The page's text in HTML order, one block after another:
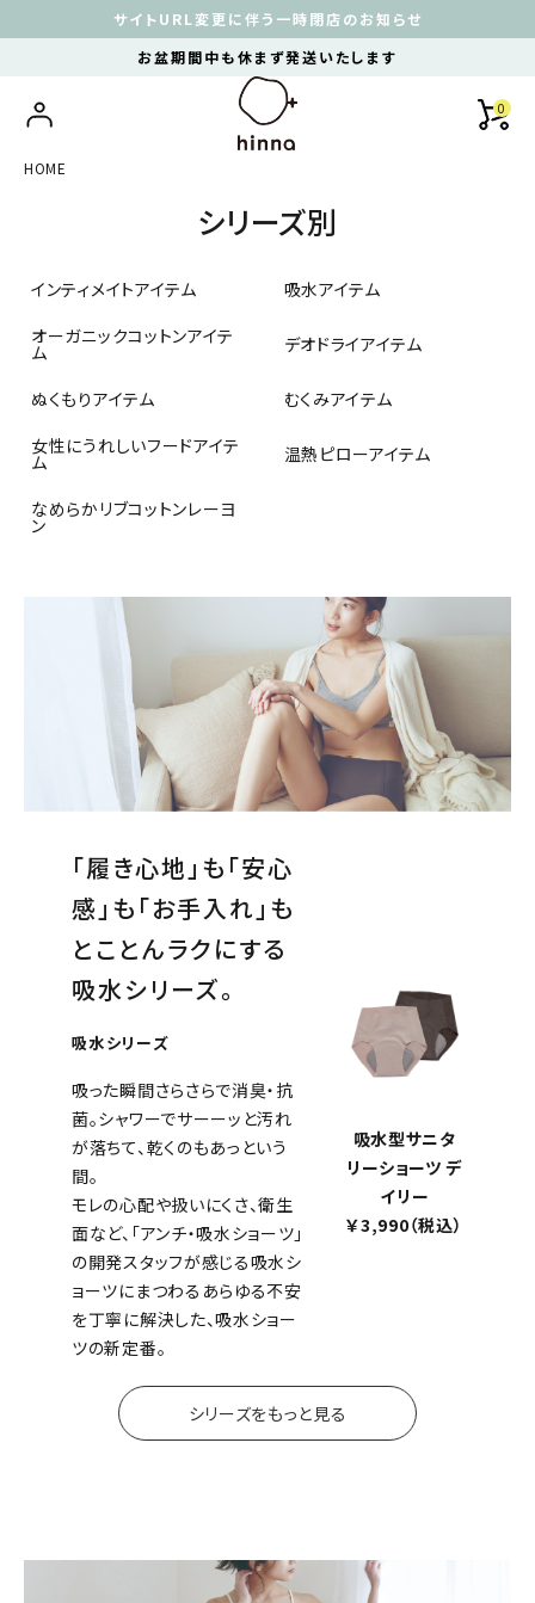
サイトURL変更に伴う一時閉店のお知らせ
お盆期間中も休まず発送いたします
0
HOME
シリーズ別
インティメイトアイテム
吸水アイテム
オーガニックコットンアイテ
ム デオドライアイテム
ぬくもりアイテム
むくみアイテム
女性にうれしいフードアイテ
ム 温熱ピローアイテム
なめらかリブコットンレーヨ
ン
「履き心地」も「安心
感」も「お手入れ」も
とことんラクにする
吸水シリーズ。
吸水シリーズ
吸った瞬間さらさらで消臭・抗
菌。シャワーでサーーッと汚れ
が落ちて、乾くのもあっという
間。
モレの心配や扱いにくさ、衛生
面など、「アンチ・吸水ショーツ」
の開発スタッフが感じる吸水シ
ョーツにまつわるあらゆる不安
を丁寧に解決した、吸水ショー
ツの新定番。
吸水型サニタ
リーショーツ デ
イリー
￥3,990（税込）
シリーズをもっと見る